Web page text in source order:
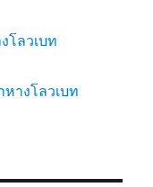
โลวเบท
างโลวเบท